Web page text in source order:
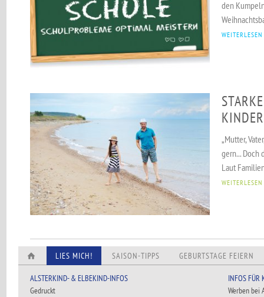
den
WEITERLESEN
KINDER
„Mutter,
gern... Doch
Laut
WEITERLESEN
LIES MICH! SAISON-TIPPS GEBURTSTAGE FEIERN
ALSTERKIND- & ELBEKIND-INFOS
Gedruckt
INFOS FÜR
Werben bei